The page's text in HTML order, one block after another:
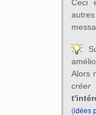
Ceci
Alors
créer
(idées